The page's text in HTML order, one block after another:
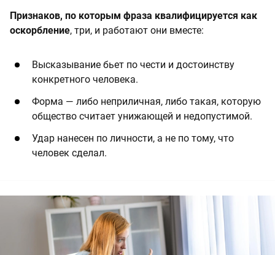
Признаков, по которым фраза квалифицируется как
оскорбление, три, и работают они вместе:
Высказывание бьет по чести и достоинству
конкретного человека.
Форма — либо неприличная, либо такая, которую
общество считает унижающей и недопустимой.
Удар нанесен по личности, а не по тому, что
человек сделал.